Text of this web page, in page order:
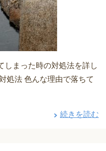
しまった時の対処法を詳し
処法 色んな理由で落ちて
続きを読む